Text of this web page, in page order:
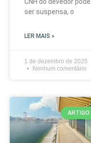
ser suspensa, o
LER MAIS »
1 de dezembro de 2025
Nenhum comentário
ARTIGO